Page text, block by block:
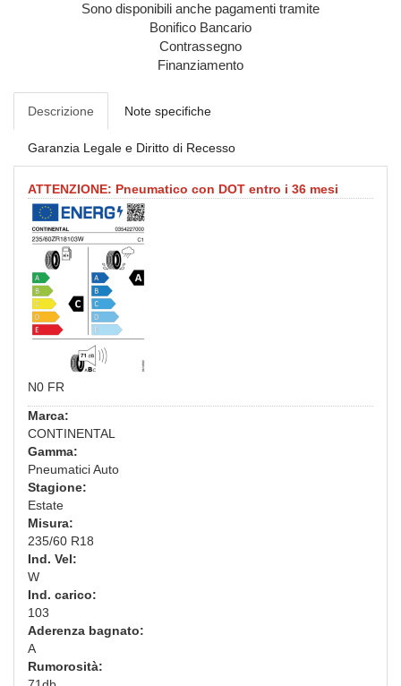
Sono disponibili anche pagamenti tramite
Bonifico Bancario
Contrassegno
Finanziamento
Descrizione Note specifiche
Garanzia Legale e Diritto di Recesso
ATTENZIONE: Pneumatico con DOT entro i 36 mesi
N0 FR
Marca:
CONTINENTAL
Gamma:
Pneumatici Auto
Stagione:
Estate
Misura:
235/60 R18
Ind. Vel:
W
Ind. carico:
103
Aderenza bagnato:
A
Rumorosità: